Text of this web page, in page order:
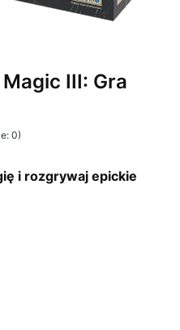
III: Gra
0)
i rozgrywaj epickie